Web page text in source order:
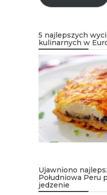
5 najlepszych
kulinarnych w
Ujawniono
Południowa Peru
jedzenie